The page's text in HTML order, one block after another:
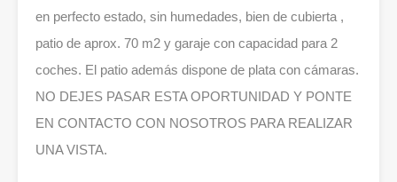
en perfecto estado, sin humedades, bien de cubierta ,
patio de aprox. 70 m2 y garaje con capacidad para 2
coches. El patio además dispone de plata con cámaras.
NO DEJES PASAR ESTA OPORTUNIDAD Y PONTE
EN CONTACTO CON NOSOTROS PARA REALIZAR
UNA VISTA.